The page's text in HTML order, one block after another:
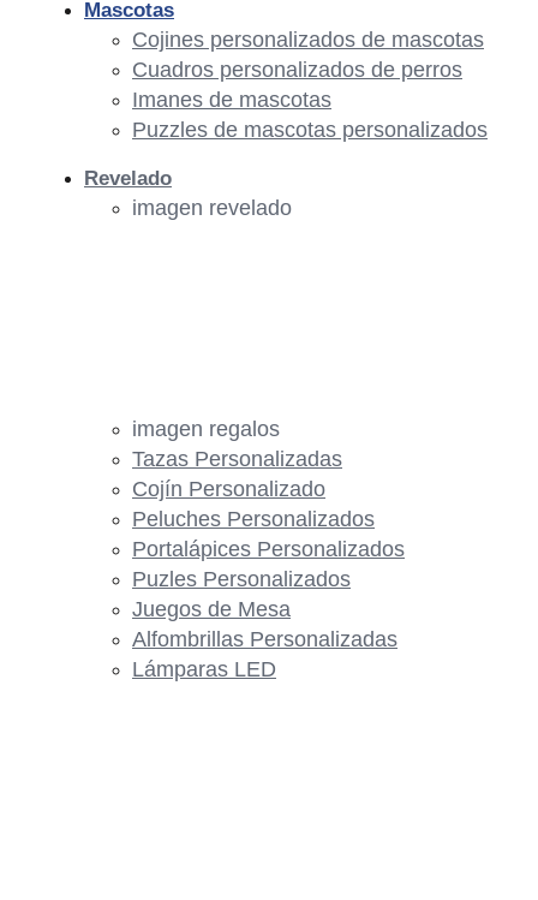
imagen regalos
Tazas Personalizadas
Cojín Personalizado
Peluches Personalizados
Portalápices Personalizados
Puzles Personalizados
Juegos de Mesa
Alfombrillas Personalizadas
Lámparas LED
Mascotas
Cojines personalizados de mascotas
Cuadros personalizados de perros
Imanes de mascotas
Puzzles de mascotas personalizados
Revelado
imagen revelado